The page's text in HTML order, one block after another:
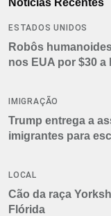
ESTADOS UNIDOS
Robôs
nos EUA por $30 a
IMIGRAÇÃO
Trump entrega a
imigrantes para
LOCAL
Cão da raça
Flórida